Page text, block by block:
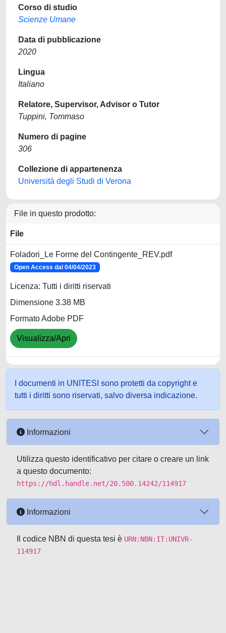
Corso di studio
Scienze Umane
Data di pubblicazione
2020
Lingua
Italiano
Relatore, Supervisor, Advisor o Tutor
Tuppini, Tommaso
Numero di pagine
306
Collezione di appartenenza
Università degli Studi di Verona
File in questo prodotto:
File
Foladori_Le Forme del Contingente_REV.pdf
Open Access dal 04/04/2023
Licenza: Tutti i diritti riservati
Dimensione 3.38 MB
Formato Adobe PDF
Visualizza/Apri
I documenti in UNITESI sono protetti da copyright e
tutti i diritti sono riservati, salvo diversa indicazione.
Informazioni
Utilizza questo identificativo per citare o creare un link
a questo documento:
https://hdl.handle.net/20.500.14242/114917
Informazioni
Il codice NBN di questa tesi è URN:NBN:IT:UNIVR-
114917